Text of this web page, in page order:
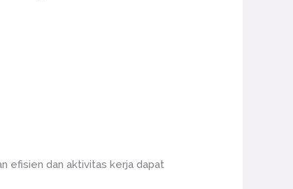
efisien dan aktivitas kerja dapat